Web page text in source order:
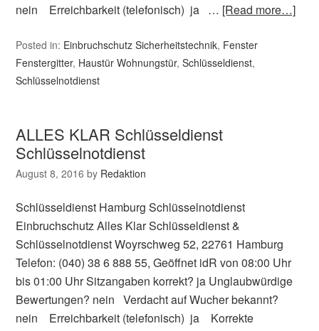
nein Erreichbarkeit (telefonisch) ja … [Read more…]
Posted in: Einbruchschutz Sicherheitstechnik, Fenster
Fenstergitter, Haustür Wohnungstür,Schlüsseldienst,
Schlüsselnotdienst
ALLES KLAR Schlüsseldienst
Schlüsselnotdienst
August 8, 2016 by Redaktion
Schlüsseldienst Hamburg Schlüsselnotdienst
Einbruchschutz Alles Klar Schlüsseldienst &
Schlüsselnotdienst Woyrschweg 52, 22761 Hamburg
Telefon: (040) 38 6 888 55, Geöffnet idR von 08:00 Uhr
bis 01:00 Uhr Sitzangaben korrekt? ja Unglaubwürdige
Bewertungen? nein Verdacht auf Wucher bekannt?
nein Erreichbarkeit (telefonisch) ja Korrekte